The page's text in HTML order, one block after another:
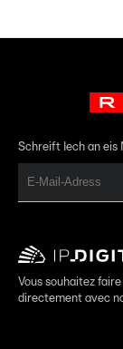
Schreift Iech an eis
Vous souhaitez
directement avec